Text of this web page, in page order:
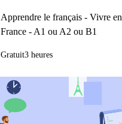
Apprendre le français - Vivre en
France - A1 ou A2 ou B1
Gratuit3 heures